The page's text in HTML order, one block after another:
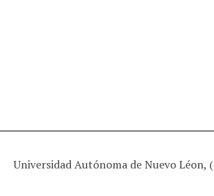
Universidad Autónoma de Nuevo Léon,